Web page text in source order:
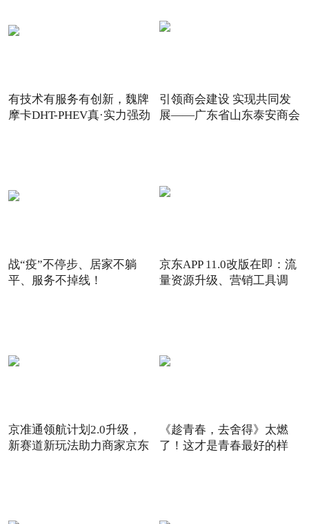
有技术有服务有创新，魏牌
摩卡DHT-PHEV真·实力强劲
引领商会建设 实现共同发
展——广东省山东泰安商会
战“疫”不停步、居家不躺
平、服务不掉线！
京东APP 11.0改版在即：流
量资源升级、营销工具调
京准通领航计划2.0升级，
新赛道新玩法助力商家京东
《趁青春，去舍得》太燃
了！这才是青春最好的样